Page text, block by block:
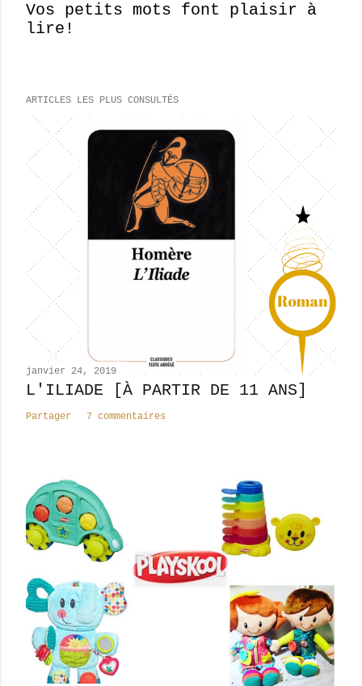
E
g
t
r
c
m
n
t
i
Vos petits mots font plaisir à
lire!
ARTICLES LES PLUS CONSULTÉS
janvier 24, 2019
L'ILIADE [À PARTIR DE 11 ANS]
Partager 7 commentaires